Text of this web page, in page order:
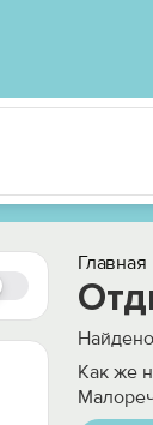
Главная
Найдено
Как же